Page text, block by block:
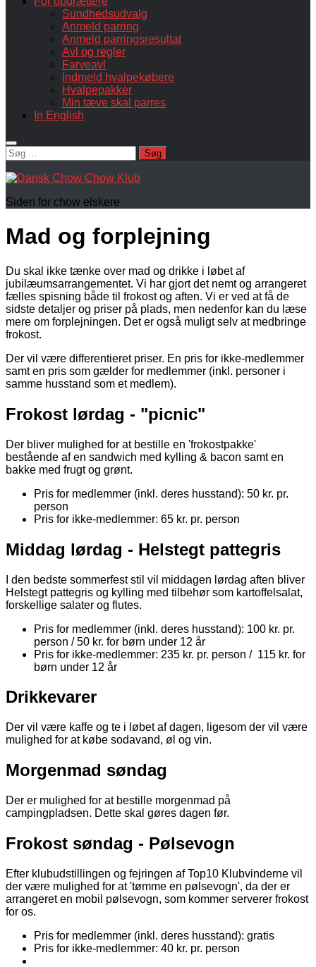
Sundhedsudvalg
Anmeld parring
Anmeld parringsresultat
Avl og regler
Farveavl
Indmeld hvalpekøbere
Hvalpepakker
Min tæve skal parres
In English
Søg
efter:
Siden for chow elskere
Mad og forplejning
Du skal ikke tænke over mad og drikke i løbet af
jubilæumsarrangementet. Vi har gjort det nemt og arrangeret
fælles spisning både til frokost og aften. Vi er ved at få de
sidste detaljer og priser på plads, men nedenfor kan du læse
mere om forplejningen. Det er også muligt selv at medbringe
frokost.
Der vil være differentieret priser. En pris for ikke-medlemmer
samt en pris som gælder for medlemmer (inkl. personer i
samme husstand som et medlem).
Frokost lørdag - "picnic"
Der bliver mulighed for at bestille en 'frokostpakke'
bestående af en sandwich med kylling & bacon samt en
bakke med frugt og grønt.
Pris for medlemmer (inkl. deres husstand): 50 kr. pr.
person
Pris for ikke-medlemmer: 65 kr. pr. person
Middag lørdag - Helstegt pattegris
I den bedste sommerfest stil vil middagen lørdag aften bliver
Helstegt pattegris og kylling med tilbehør som kartoffelsalat,
forskellige salater og flutes.
Pris for medlemmer (inkl. deres husstand): 100 kr. pr.
person / 50 kr. for børn under 12 år
Pris for ikke-medlemmer: 235 kr. pr. person / 115 kr. for
børn under 12 år
Drikkevarer
Der vil være kaffe og te i løbet af dagen, ligesom der vil være
mulighed for at købe sodavand, øl og vin.
Morgenmad søndag
Der er mulighed for at bestille morgenmad på
campingpladsen. Dette skal gøres dagen før.
Frokost søndag - Pølsevogn
Efter klubudstillingen og fejringen af Top10 Klubvinderne vil
der være mulighed for at 'tømme en pølsevogn', da der er
arrangeret en mobil pølsevogn, som kommer serverer frokost
for os.
Pris for medlemmer (inkl. deres husstand): gratis
Pris for ikke-medlemmer: 40 kr. pr. person